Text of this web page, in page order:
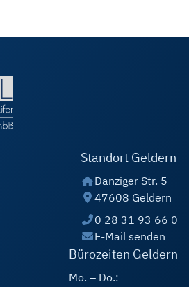
Standort Geldern
Danziger Str. 5
47608 Geldern
0 28 31 93 66 0
E-Mail senden
Bürozeiten Geldern
Mo. – Do.: